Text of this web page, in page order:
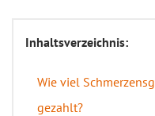
Inhaltsverzeichnis:
Wie viel
gezahlt?